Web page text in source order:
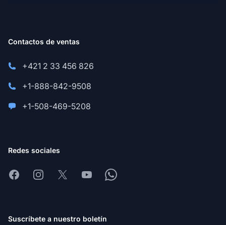
Contactos de ventas
+421 2 33 456 826
+1-888-842-9508
+1-508-469-5208
Redes sociales
FacebookInstagram
X YoutubeWhatsapp
Suscríbete a nuestro boletín